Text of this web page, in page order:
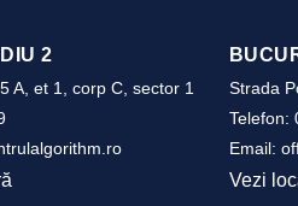
2
A, et 1, corp C, sector 1
Strada
Telefon:
Email:
Vezi